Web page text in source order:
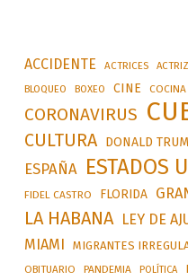
ACCIDENTE ACTRICES ACTRIZ
BLOQUEO BOXEO CINE
CORONAVIRUS
CULTURA DONALD
ESPAÑA ESTADOS
FIDEL CASTRO FLORIDA
LA HABANA LEY DE
MIAMI MIGRANTES
OBITUARIO PANDEMIA POLÍTICA